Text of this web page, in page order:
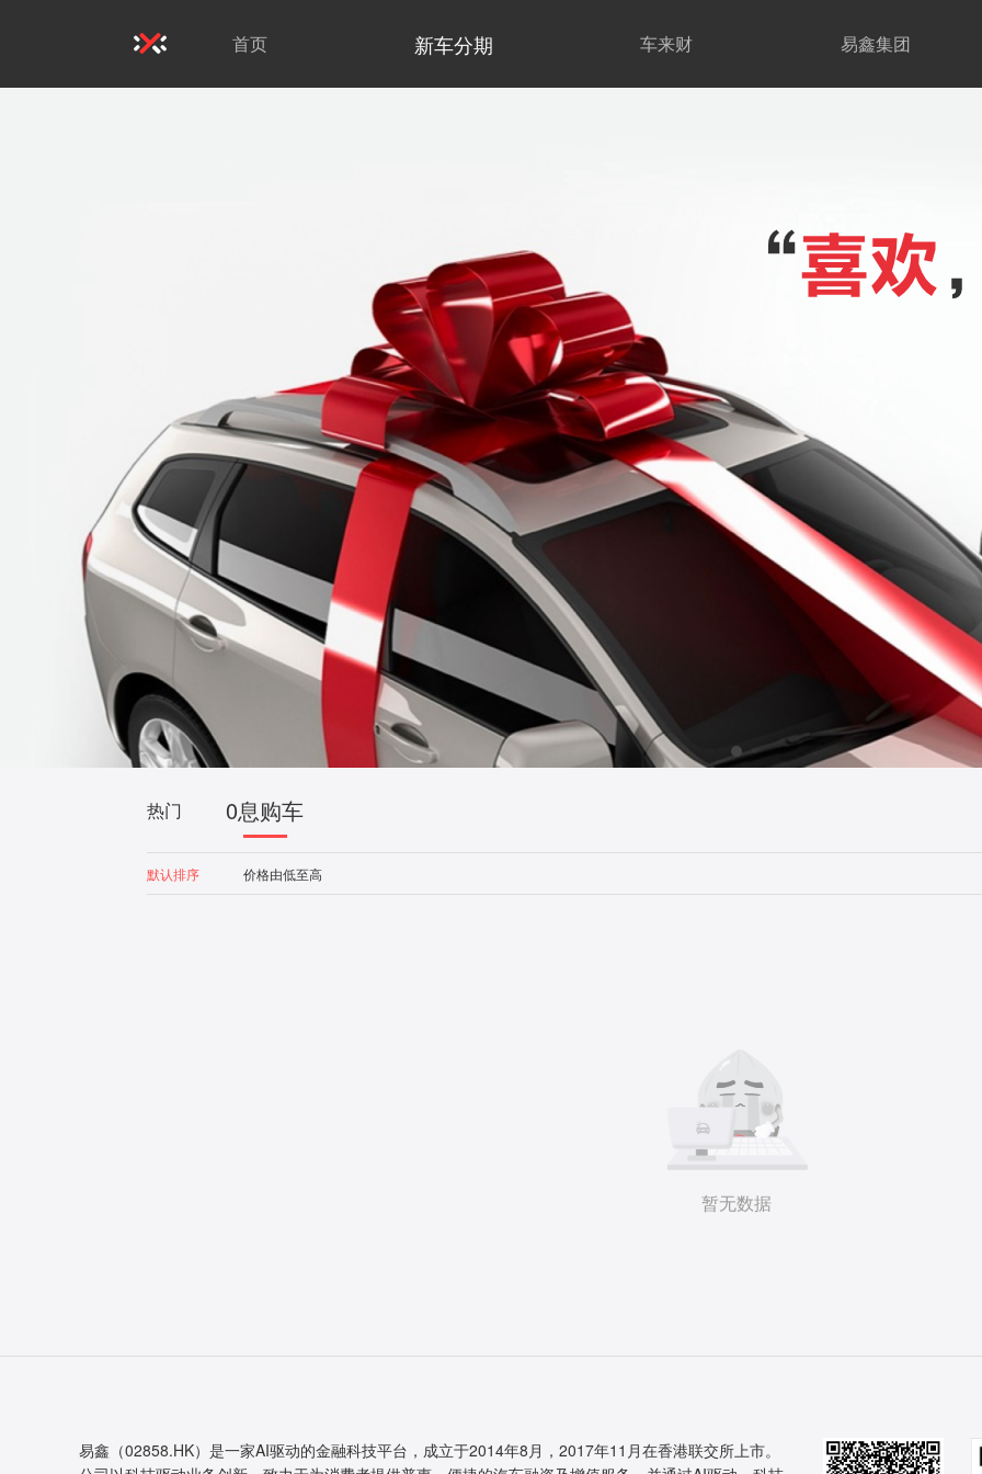
首页 新车分期 车来财 易鑫集团
热门 0息购车
默认排序 价格由低至高
暂无数据
易鑫（02858.HK）是一家AI驱动的金融科技平台，成立于2014年8月，2017年11月在香港联交所上市。